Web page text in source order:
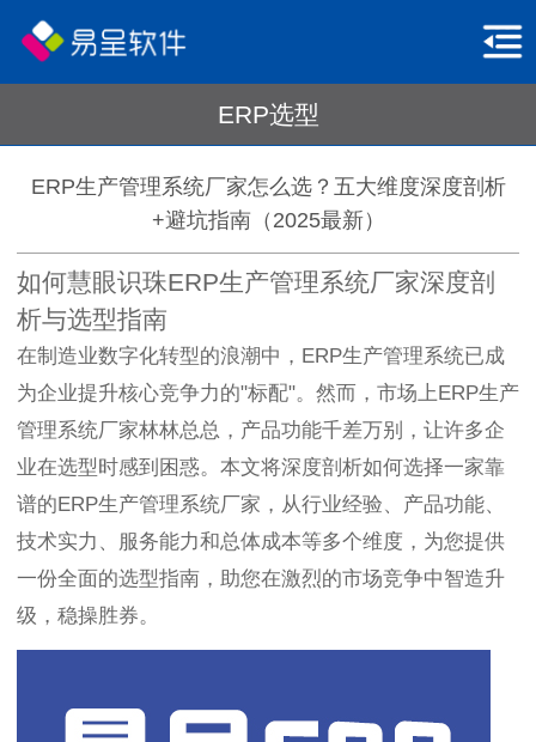
ERP选型
ERP生产管理系统厂家怎么选？五大维度深度剖析
+避坑指南（2025最新）
如何慧眼识珠ERP生产管理系统厂家深度剖
析与选型指南
在制造业数字化转型的浪潮中，ERP生产管理系统已成
为企业提升核心竞争力的"标配"。然而，市场上ERP生产
管理系统厂家林林总总，产品功能千差万别，让许多企
业在选型时感到困惑。本文将深度剖析如何选择一家靠
谱的ERP生产管理系统厂家，从行业经验、产品功能、
技术实力、服务能力和总体成本等多个维度，为您提供
一份全面的选型指南，助您在激烈的市场竞争中智造升
级，稳操胜券。